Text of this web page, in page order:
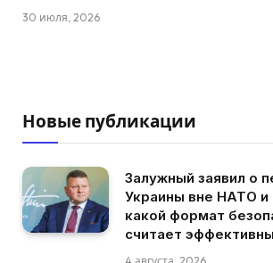
30 июля, 2026
Новые публикации
Залужный заявил о
Украины вне НАТО и
какой формат
считает